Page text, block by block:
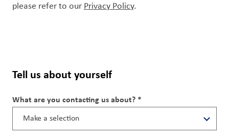
Nous
joindre
Connexion
du client
please refer to our Privacy Policy.
Tell us about yourself
What are you contacting us about? *